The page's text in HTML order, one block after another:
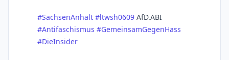
#SachsenAnhalt #ltwsh0609 AfD.ABI
#Antifaschismus #GemeinsamGegenHass
#DieInsider